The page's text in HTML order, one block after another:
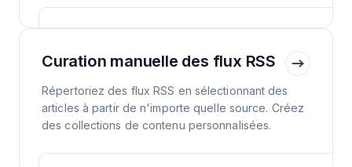
Curation manuelle des flux RSS
Répertoriez des flux RSS en sélectionnant des
articles à partir de n'importe quelle source. Créez
des collections de contenu personnalisées.